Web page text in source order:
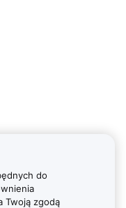
do
Twoją zgodą